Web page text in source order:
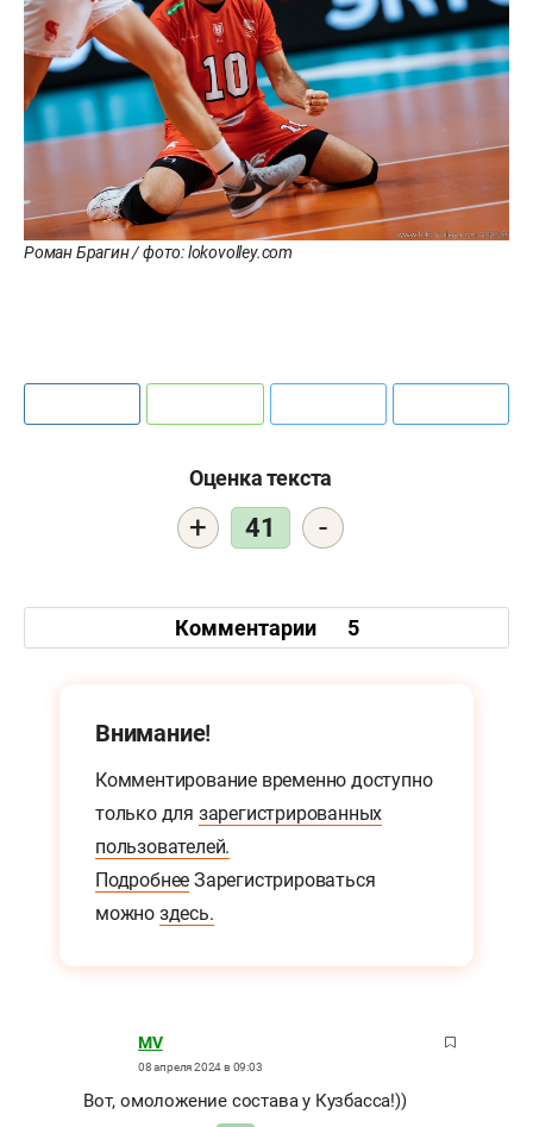
Роман Брагин / фото: lokovolley.com
Оценка текста
+ 41 -
Комментарии 5
Внимание!
Комментирование временно доступно
только для зарегистрированных
пользователей.
Подробнее Зарегистрироваться
можно здесь.
MV
08 апреля 2024 в 09:03
Вот, омоложение состава у Кузбасса!))